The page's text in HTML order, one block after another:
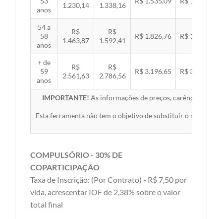
anos
1.230,14
1.338,16
54 a
58
anos
R$
1.463,87
R$
1.592,41
R$ 1.826,76 R$ 1.882,45
+ de
59
anos
R$
2.561,63
R$
2.786,56
R$ 3.196,65 R$ 3.294,10
IMPORTANTE! As informações de preços, carências,
Esta ferramenta não tem o objetivo de substituir o material
COMPULSÓRIO - 30% DE
COPARTICIPAÇÃO
Taxa de Inscrição: (Por Contrato) - R$ 7,50 por
vida, acrescentar IOF de 2,38% sobre o valor
total final